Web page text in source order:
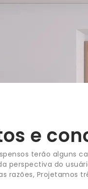
e
terão alguns
perspectiva do
razões, Projetamos